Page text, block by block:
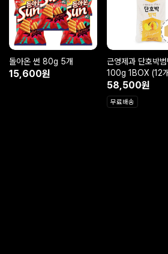
돌아온 썬 80g 5개
15,600원
근영제과 단호박
100g 1BOX (12
58,500원
무료배송